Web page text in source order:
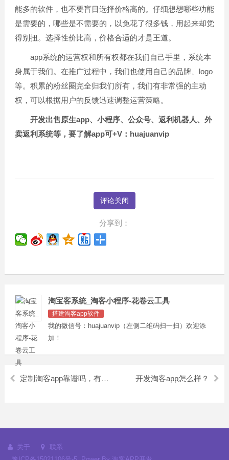
能多的软件，也不要盲目选择价格高的。仔细想想哪些功能
是需要的，哪些是不需要的，以免花了很多钱，用起来却觉
得别扭。选择性价比高，价格合适的才是王道。
app系统的运营权和所有权都在我们自己手里，系统本
身属于我们。在推广过程中，我们也使用自己的品牌、logo
等。积累的粉丝圈完全归我们所有，我们有非常强的主动
权，可以根据用户的反馈迅速调整运营策略。
开发出售原生app、小程序、公众号、返利机器人、外
卖返利系统等，要了解app可+V：huajuanvip
评论关闭
分享到：
淘宝客系统_淘客小程序-花卷云工具
搭建淘客app软件
我的微信号：huajuanvip（左侧二维码扫一扫）欢迎添
加！
定制淘客app靠谱吗，有什么优势 开发淘客app怎么样？
关于
联系